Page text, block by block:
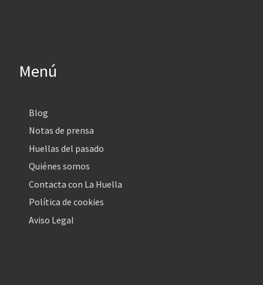
Menú
Blog
Notas de prensa
Huellas del pasado
Quiénes somos
Contacta con La Huella
Política de cookies
Aviso Legal